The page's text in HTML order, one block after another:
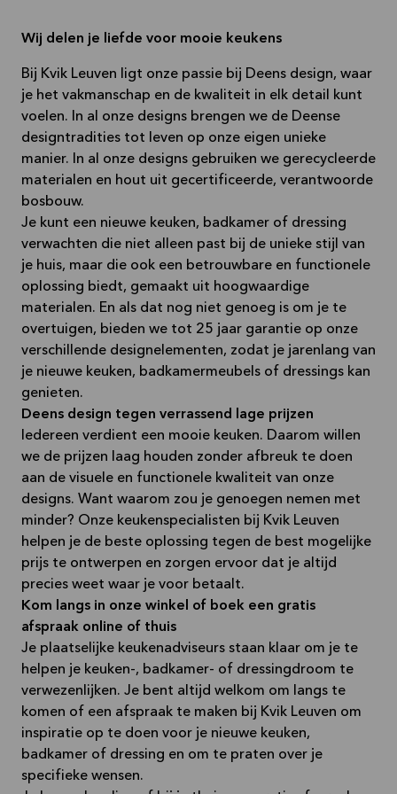
We kijken er
Wij delen je liefde voor mooie keukens
Bij Kvik Leuven ligt onze passie bij Deens design, waar
je het vakmanschap en de kwaliteit in elk detail kunt
voelen. In al onze designs brengen we de Deense
designtradities tot leven op onze eigen unieke
manier. In al onze designs gebruiken we gerecycleerde
materialen en hout uit gecertificeerde, verantwoorde
bosbouw.
Je kunt een nieuwe keuken, badkamer of dressing
verwachten die niet alleen past bij de unieke stijl van
je huis, maar die ook een betrouwbare en functionele
oplossing biedt, gemaakt uit hoogwaardige
materialen. En als dat nog niet genoeg is om je te
overtuigen, bieden we tot 25 jaar garantie op onze
verschillende designelementen, zodat je jarenlang van
je nieuwe keuken, badkamermeubels of dressings kan
genieten.
Deens design tegen verrassend lage prijzen
Iedereen verdient een mooie keuken. Daarom willen
we de prijzen laag houden zonder afbreuk te doen
aan de visuele en functionele kwaliteit van onze
designs. Want waarom zou je genoegen nemen met
minder? Onze keukenspecialisten bij Kvik Leuven
helpen je de beste oplossing tegen de best mogelijke
prijs te ontwerpen en zorgen ervoor dat je altijd
precies weet waar je voor betaalt.
Kom langs in onze winkel of boek een gratis
afspraak online of thuis
Je plaatselijke keukenadviseurs staan klaar om je te
helpen je keuken-, badkamer- of dressingdroom te
verwezenlijken. Je bent altijd welkom om langs te
komen of een afspraak te maken bij Kvik Leuven om
inspiratie op te doen voor je nieuwe keuken,
badkamer of dressing en om te praten over je
specifieke wensen.